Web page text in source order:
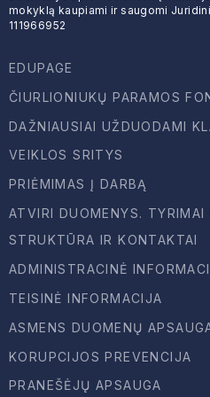
MENŲ
DUK|
UNIFORMA
MOKSLO
PROGRAMA
LIONS QUEST
ČIURLIONIUKAS
mokyklą kaupiami ir saugomi
111966952
EDUPAGE
ČIURLIONIUKŲ PARAMOS
DAŽNIAUSIAI UŽDUODAMI
VEIKLOS SRITYS
PRIĖMIMAS Į DARBĄ
ATVIRI DUOMENYS. TYRIMAI
STRUKTŪRA IR KONTAKTAI
ADMINISTRACINĖ
TEISINĖ INFORMACIJA
ASMENS DUOMENŲ
KORUPCIJOS PREVENCIJA
PRANEŠĖJŲ APSAUGA